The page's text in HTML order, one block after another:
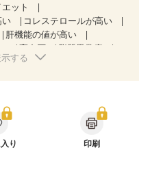
ット
い
コレステロールが高い
肝機能の値が高い
高血圧
脂質異常症
筋梗塞
ジ３a）
ん（抗がん剤治療中）
ん（放射線治療中）
する
り 印刷